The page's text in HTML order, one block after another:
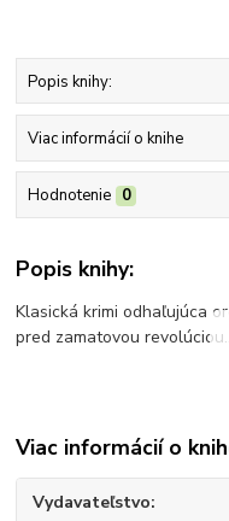
Popis knihy:
Viac informácií o knihe
Hodnotenie 0
Popis knihy:
Klasická krimi odhaľujúca
pred zamatovou
Viac informácií o
Vydavateľstvo